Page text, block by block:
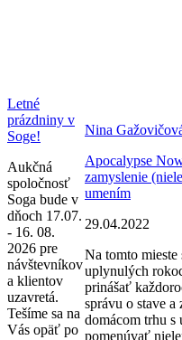
Letné
prázdniny v
Soge!
Aukčná
spoločnosť
Soga bude v
dňoch 17.07.
- 16. 08.
2026 pre
návštevníkov
a klientov
uzavretá.
Tešíme sa na
Vás opäť po
Nina
Apocalypse
zamyslenie
umením
29.04.2022
Na tomto mieste
uplynulých
prinášať
správu o stave a
domácom trhu s
pomenúvať